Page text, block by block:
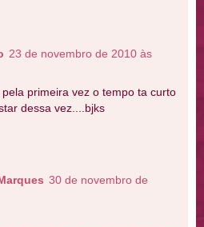
23 de novembro de 2010 às
primeira vez o tempo ta curto
dessa vez....bjks
30 de novembro de